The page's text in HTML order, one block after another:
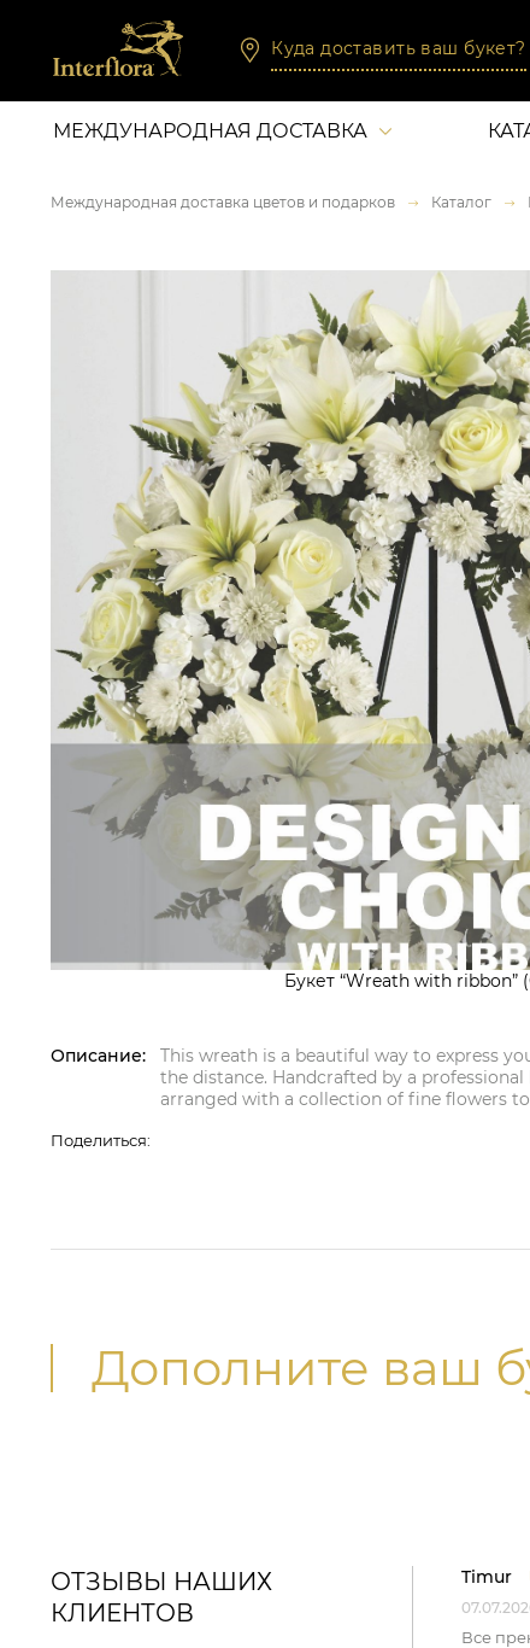
Куда доставить ваш букет?
МЕЖДУНАРОДНАЯ ДОСТАВКА
Международная доставка цветов и подарков Каталог
Букет “Wreath with ribbon”
Описание:
This wreath is a beautiful way to express
the distance. Handcrafted by a
arranged with a collection of fine flowers
Поделиться:
Дополните ваш
ОТЗЫВЫ НАШИХ
КЛИЕНТОВ
Timur
Все